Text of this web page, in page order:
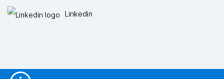
Linkedin